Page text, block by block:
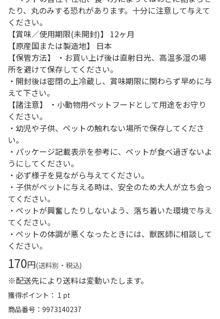
たり、丸のみする恐れがあります。十分に注意して与えて
ください。
【賞味／使用期限(未開封)】 12ヶ月
【原産国または製造地】 日本
【保管方法】 ・お買い上げ後は直射日光、高温多湿の場
所を避けて保存してください。
・開封後は密閉の上冷蔵し、賞味期限に関わらず早めに与
えて下さい。
【諸注意】 ・小動物用ペットフードとして用途をお守り
ください。
・幼児や子供、ペットの触れない場所で保存してくださ
い。
・パッケージ記載表示を参考に、ペットが食べ過ぎないよ
うにしてください。
・必ず様子を見ながら与えてください。
・子供がペットに与える時は、安全のため大人が立ち会っ
てください。
・ペットが興奮したりしないよう、落ち着いた環境で与え
てください。
・ペットの体調が悪くなったときには、獣医師に相談して
ください。
170円(送料別・税込)
※配送先により送料は変動いたします。
獲得ポイント： 1 pt
商品番号
9973140237